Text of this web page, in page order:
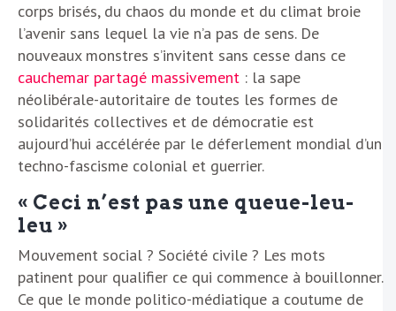
corps brisés, du chaos du monde et du climat broie
l’avenir sans lequel la vie n’a pas de sens. De
nouveaux monstres s’invitent sans cesse dans ce
cauchemar partagé massivement : la sape
néolibérale-autoritaire de toutes les formes de
solidarités collectives et de démocratie est
aujourd’hui accélérée par le déferlement mondial d’un
techno-fascisme colonial et guerrier.
« Ceci n’est pas une queue-leu-
leu »
Mouvement social ? Société civile ? Les mots
patinent pour qualifier ce qui commence à bouillonner.
Ce que le monde politico-médiatique a coutume de